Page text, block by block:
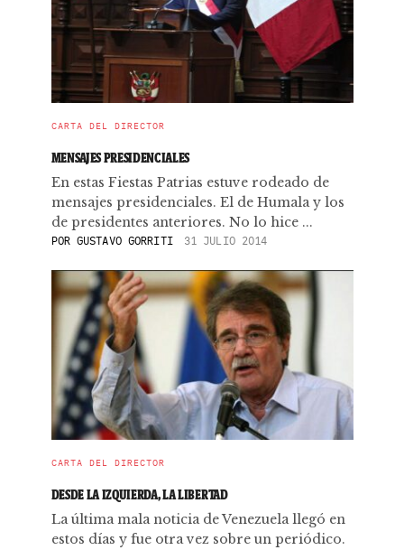
CARTA DEL DIRECTOR
MENSAJES PRESIDENCIALES
En estas Fiestas Patrias estuve rodeado de
mensajes presidenciales. El de Humala y los
de presidentes anteriores. No lo hice ...
POR GUSTAVO GORRITI 31 JULIO 2014
CARTA DEL DIRECTOR
DESDE LA IZQUIERDA, LA LIBERTAD
La última mala noticia de Venezuela llegó en
estos días y fue otra vez sobre un periódico.